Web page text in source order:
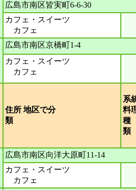
広島市南区皆実町6-6-30
カフェ・スイーツ
カフェ
広島市南区京橋町1-4
カフェ・スイーツ
カフェ
住所 地区で分
類
系
料
種
広島市南区向洋大原町11-14
カフェ・スイーツ
カフェ